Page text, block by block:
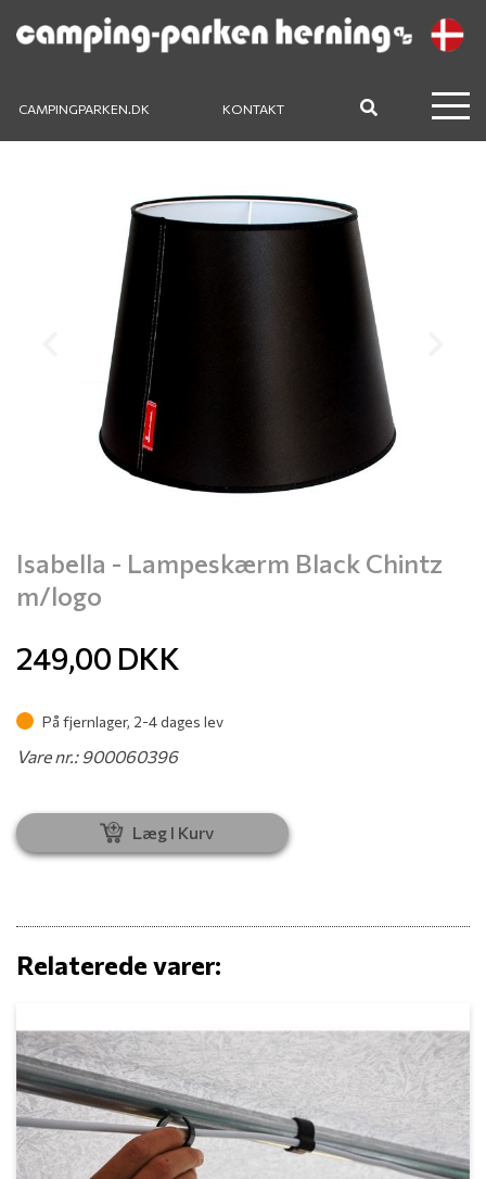
CAMPINGPARKEN.DK KONTAKT
Isabella - Lampeskærm Black Chintz
m/logo
249,00 DKK
På fjernlager, 2-4 dages lev
Vare nr.: 900060396
Læg I Kurv
Relaterede varer: